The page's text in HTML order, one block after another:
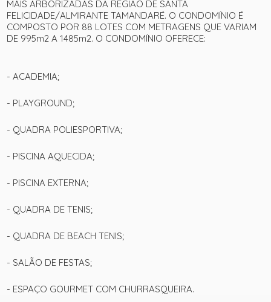
+ 19
MAIS ARBORIZADAS DA REGIÃO DE SANTA
FELICIDADE/ALMIRANTE TAMANDARÉ. O CONDOMÍNIO É
COMPOSTO POR 88 LOTES COM METRAGENS QUE VARIAM
DE 995m2 A 1485m2. O CONDOMÍNIO OFERECE:
- ACADEMIA;
- PLAYGROUND;
- QUADRA POLIESPORTIVA;
- PISCINA AQUECIDA;
- PISCINA EXTERNA;
- QUADRA DE TENIS;
- QUADRA DE BEACH TENIS;
- SALÃO DE FESTAS;
- ESPAÇO GOURMET COM CHURRASQUEIRA.